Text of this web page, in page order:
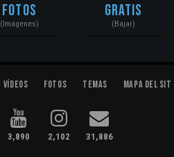
Fotos
(Imágenes)
Gratis
(Bajar)
Vídeos Fotos Temas Mapa del
3,890 2,102 31,886